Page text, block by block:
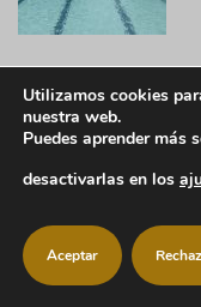
Utilizamos cookies
nuestra web.
Puedes aprender más
desactivarlas en los
Aceptar